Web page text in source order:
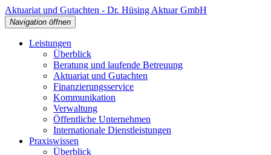
Aktuariat und Gutachten - Dr. Hüsing Aktuar GmbH
Navigation öffnen
Leistungen
Überblick
Beratung und laufende Betreuung
Aktuariat und Gutachten
Finanzierungsservice
Kommunikation
Verwaltung
Öffentliche Unternehmen
Internationale Dienstleistungen
Praxiswissen
Überblick